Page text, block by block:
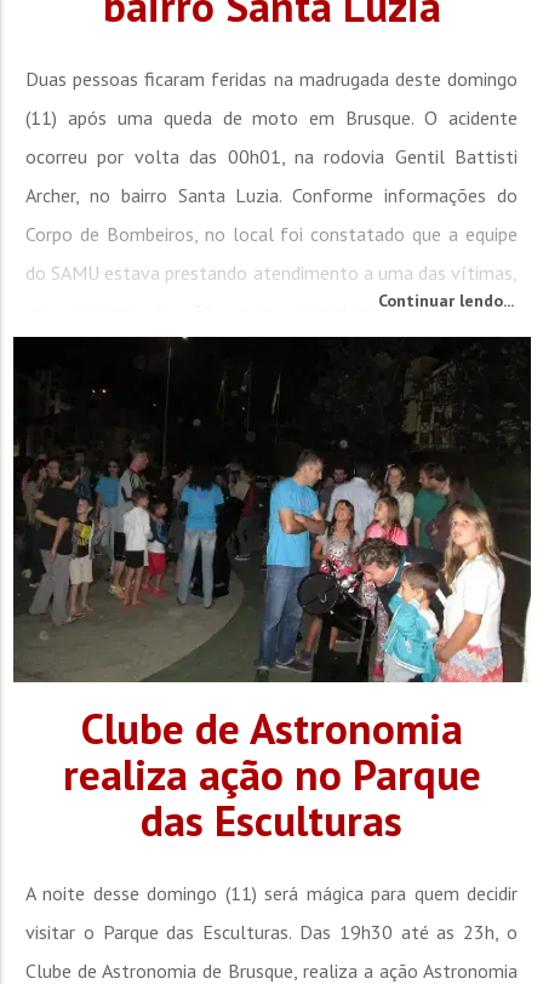
Duas pessoas ficaram feridas na madrugada deste domingo
(11) após uma queda de moto em Brusque. O acidente
ocorreu por volta das 00h01, na rodovia Gentil Battisti
Archer, no bairro Santa Luzia. Conforme informações do
Corpo de Bombeiros, no local foi constatado que a equipe
do SAMU estava prestando atendimento a uma das vítimas,
um homem de 31 anos, consciente e orientado,
apresentando uma fratura na perna esquerda. Ele recebeu
os primeiros atendimentos...
Continuar lendo...
Clube de Astronomia
realiza ação no Parque
das Esculturas
A noite desse domingo (11) será mágica para quem decidir
visitar o Parque das Esculturas. Das 19h30 até as 23h, o
Clube de Astronomia de Brusque, realiza a ação Astronomia